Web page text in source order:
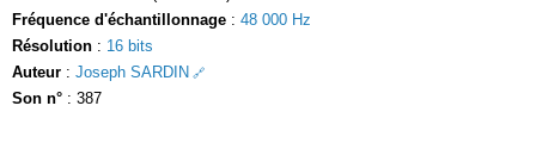
Fréquence d'échantillonnage : 48 000 Hz
Résolution : 16 bits
Auteur : Joseph SARDIN
Son n° : 387